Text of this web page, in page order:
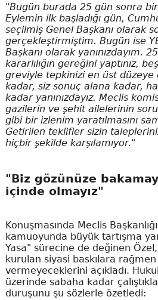
"Bugün burada 25 gün sonra
Eylemin ilk başladığı gün,
seçilmiş Genel Başkanı olarak
gerçekleştirmiştim. Bugün ise
Başkanı olarak yanınızdayım.
kararlılığın gereğini yaptınız,
greviyle tepkinizi en üst düzeye
kadar, siz sonuç alana kadar,
kadar yanınızdayız. Meclis
gazilerin ve şehit ailelerinin
gibi bir izlenim yaratılmasını
Getirilen teklifler sizin
hiçbir şekilde karşılamıyor."
"Biz gözünüze
içinde olmayız"
Konuşmasında Meclis
kamuoyunda büyük tartışma
Yasa" sürecine de değinen
kurulan siyasi baskılara
vermeyeceklerini açıkladı.
üzerinde sabaha kadar
duruşunu şu sözlerle özetledi: